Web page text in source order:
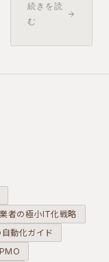
風」のプロ
トタイプで
えません。
します。
続きを読
む
者の極小IT化戦略
動化ガイド